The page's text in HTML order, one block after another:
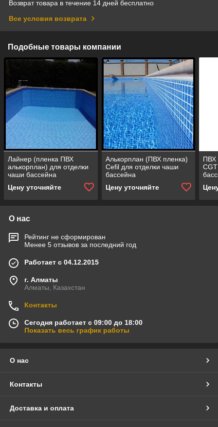
Возврат товара в течение 14 дней бесплатно
Все условия возврата
Подобные товары компании
Лайнер (пленка ПВХ
алькорплан) для отделки
чаши бассейна
Цену уточняйте
Алькорплан (ПВХ пленка)
Cefil для отделки чаши
бассейна
Цену уточняйте
ПВХ
О нас
Рейтинг не сформирован
Менее 5 отзывов за последний год
Работает с 04.12.2015
г. Алматы
Алматы, Казахстан
Контакты
Сегодня работает с 09:00 до 18:00
Показать весь график работы
О нас
Контакты
Доставка и оплата